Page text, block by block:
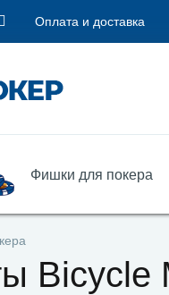
Оплата и доставка
Фишки для покера
Bicycle